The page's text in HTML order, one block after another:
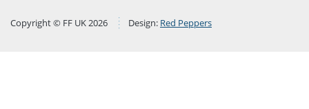
Copyright © FF UK 2026 Design: Red Peppers